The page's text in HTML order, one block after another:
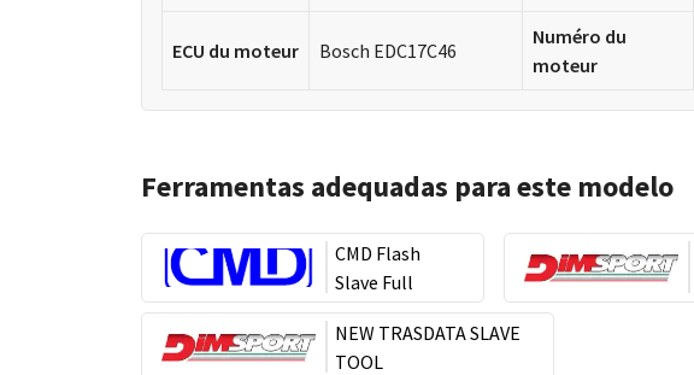
ECU du moteur Bosch EDC17C46
Numéro du
moteur
Ferramentas adequadas para este modelo
CMD Flash
Slave Full
NEW TRASDATA SLAVE
TOOL